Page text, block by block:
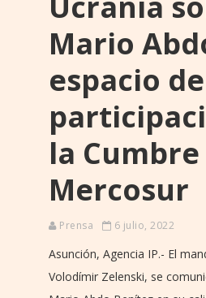
Mario
espacio de
la
Mercosur
Prensa 6 julio, 2022
Asunción, Agencia IP.- El
Volodímir Zelenski, se